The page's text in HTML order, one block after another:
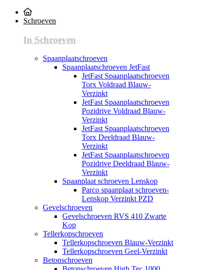
Schroeven
In Schroeven
Spaanplaatschroeven
Spaanplaatschroeven JetFast
JetFast Spaanplaatschroeven
Torx Voldraad Blauw-
Verzinkt
JetFast Spaanplaatschroeven
Pozidrive Voldraad Blauw-
Verzinkt
JetFast Spaanplaatschroeven
Torx Deeldraad Blauw-
Verzinkt
JetFast Spaanplaatschroeven
Pozidrive Deeldraad Blauw-
Verzinkt
Spaanplaat schroeven Lenskop
Parco spaanplaat schroeven-
Lenskop Verzinkt PZD
Gevelschroeven
Gevelschroeven RVS 410 Zwarte
Kop
Tellerkopschroeven
Tellerkopschroeven Blauw-Verzinkt
Tellerkopschroeven Geel-Verzinkt
Betonschroeven